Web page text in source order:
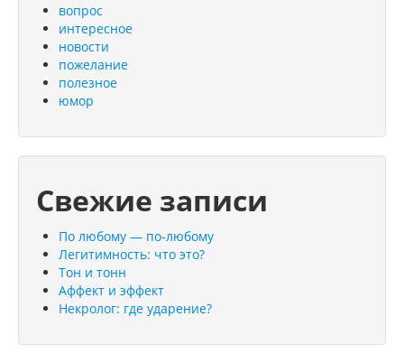
вопрос
интересное
новости
пожелание
полезное
юмор
Свежие записи
По любому — по-любому
Легитимность: что это?
Тон и тонн
Аффект и эффект
Некролог: где ударение?